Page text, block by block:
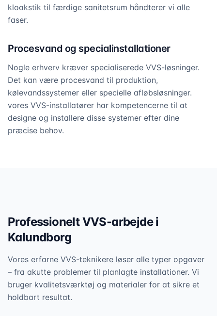
kloakstik til færdige sanitetsrum håndterer vi alle
faser.
Procesvand og specialinstallationer
Nogle erhverv kræver specialiserede VVS-løsninger.
Det kan være procesvand til produktion,
kølevandssystemer eller specielle afløbsløsninger.
vores VVS-installatører har kompetencerne til at
designe og installere disse systemer efter dine
præcise behov.
Professionelt VVS-arbejde i
Kalundborg
Vores erfarne VVS-teknikere løser alle typer opgaver
– fra akutte problemer til planlagte installationer. Vi
bruger kvalitetsværktøj og materialer for at sikre et
holdbart resultat.